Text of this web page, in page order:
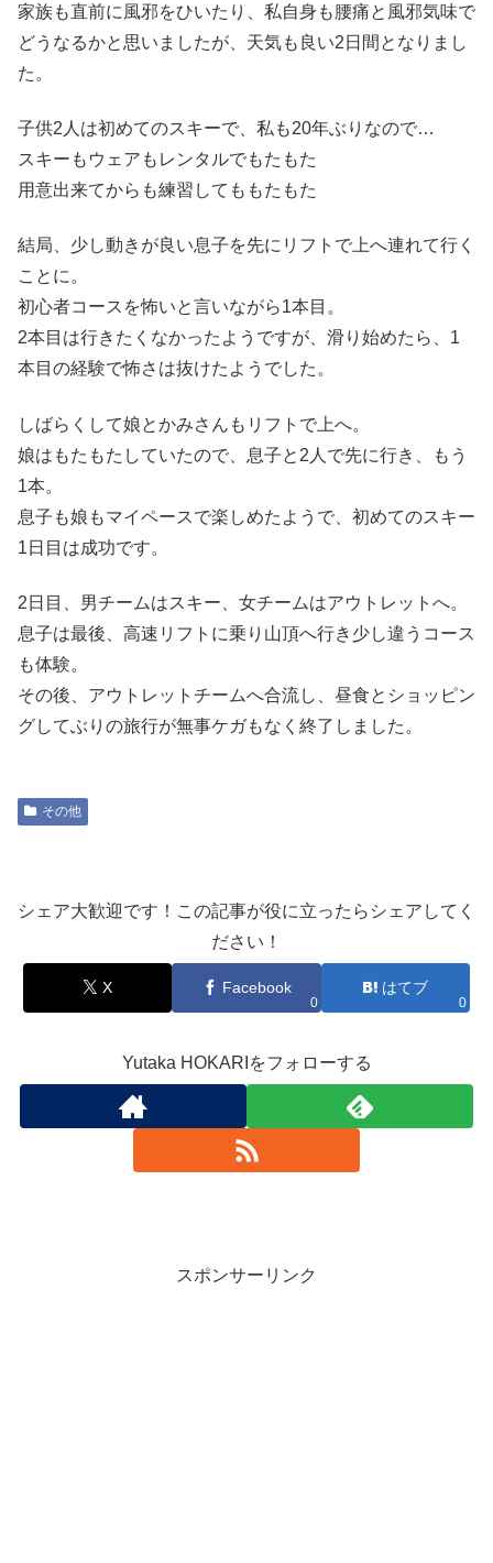
家族も直前に風邪をひいたり、私自身も腰痛と風邪気味で
どうなるかと思いましたが、天気も良い2日間となりまし
た。
子供2人は初めてのスキーで、私も20年ぶりなので…
スキーもウェアもレンタルでもたもた
用意出来てからも練習してももたもた
結局、少し動きが良い息子を先にリフトで上へ連れて行く
ことに。
初心者コースを怖いと言いながら1本目。
2本目は行きたくなかったようですが、滑り始めたら、1
本目の経験で怖さは抜けたようでした。
しばらくして娘とかみさんもリフトで上へ。
娘はもたもたしていたので、息子と2人で先に行き、もう
1本。
息子も娘もマイペースで楽しめたようで、初めてのスキー
1日目は成功です。
2日目、男チームはスキー、女チームはアウトレットへ。
息子は最後、高速リフトに乗り山頂へ行き少し違うコース
も体験。
その後、アウトレットチームへ合流し、昼食とショッピン
グしてぶりの旅行が無事ケガもなく終了しました。
その他
シェア大歓迎です！この記事が役に立ったらシェアしてく
ださい！
X Facebook
0
はてブ
0
Yutaka HOKARIをフォローする
スポンサーリンク